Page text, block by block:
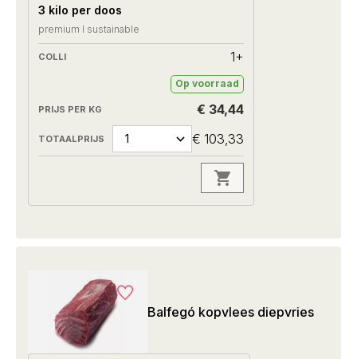
3 kilo per doos
premium I sustainable
1+
Op voorraad
€ 34,44
€ 103,33
Balfegó kopvlees diepvries